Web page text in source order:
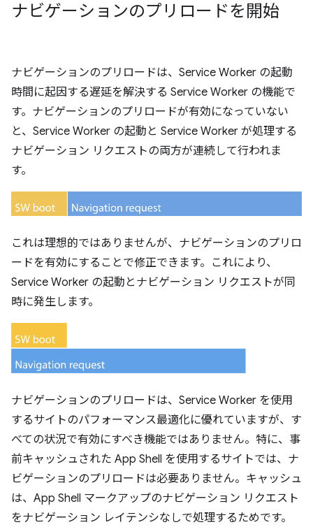
ナビゲーションのプリロードを開始
ナビゲーションのプリロードは、Service Worker の起動
時間に起因する遅延を解決する Service Worker の機能で
す。ナビゲーションのプリロードが有効になっていない
と、Service Worker の起動と Service Worker が処理する
ナビゲーション リクエストの両方が連続して行われま
す。
これは理想的ではありませんが、ナビゲーションのプリロ
ードを有効にすることで修正できます。これにより、
Service Worker の起動とナビゲーション リクエストが同
時に発生します。
ナビゲーションのプリロードは、Service Worker を使用
するサイトのパフォーマンス最適化に優れていますが、す
べての状況で有効にすべき機能ではありません。特に、事
前キャッシュされた App Shell を使用するサイトでは、ナ
ビゲーションのプリロードは必要ありません。キャッシュ
は、App Shell マークアップのナビゲーション リクエスト
をナビゲーション レイテンシなしで処理するためです。